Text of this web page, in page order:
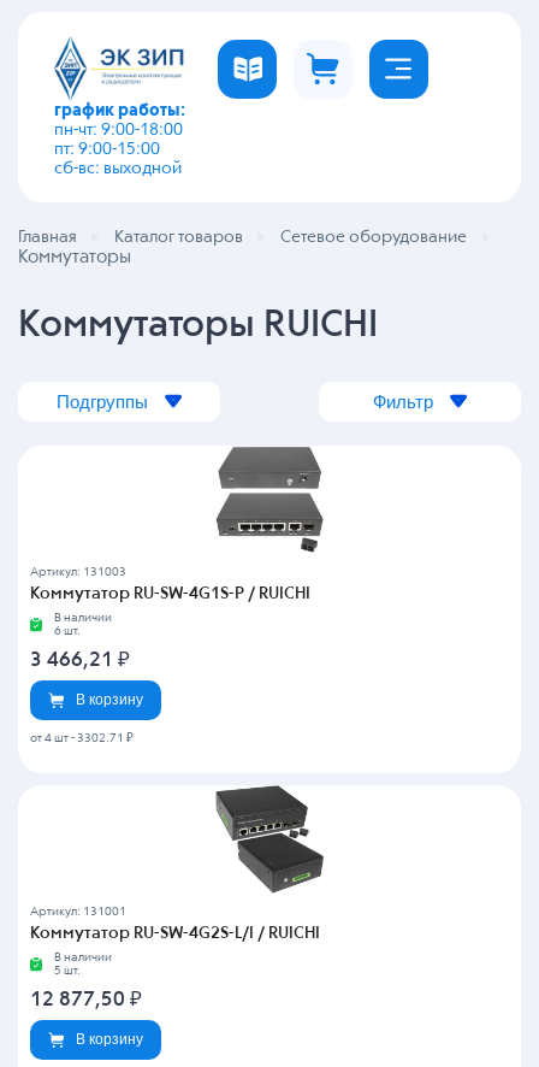
график работы:
пн-чт: 9:00-18:00
пт: 9:00-15:00
сб-вс: выходной
Главная Каталог товаров Сетевое оборудование
Коммутаторы
Коммутаторы RUICHI
Подгруппы Фильтр
Артикул: 131003
Коммутатор RU-SW-4G1S-P / RUICHI
В наличии
6 шт.
3 466,21 ₽
В корзину
от 4 шт - 3302.71 ₽
Артикул: 131001
Коммутатор RU-SW-4G2S-L/I / RUICHI
В наличии
5 шт.
12 877,50 ₽
В корзину